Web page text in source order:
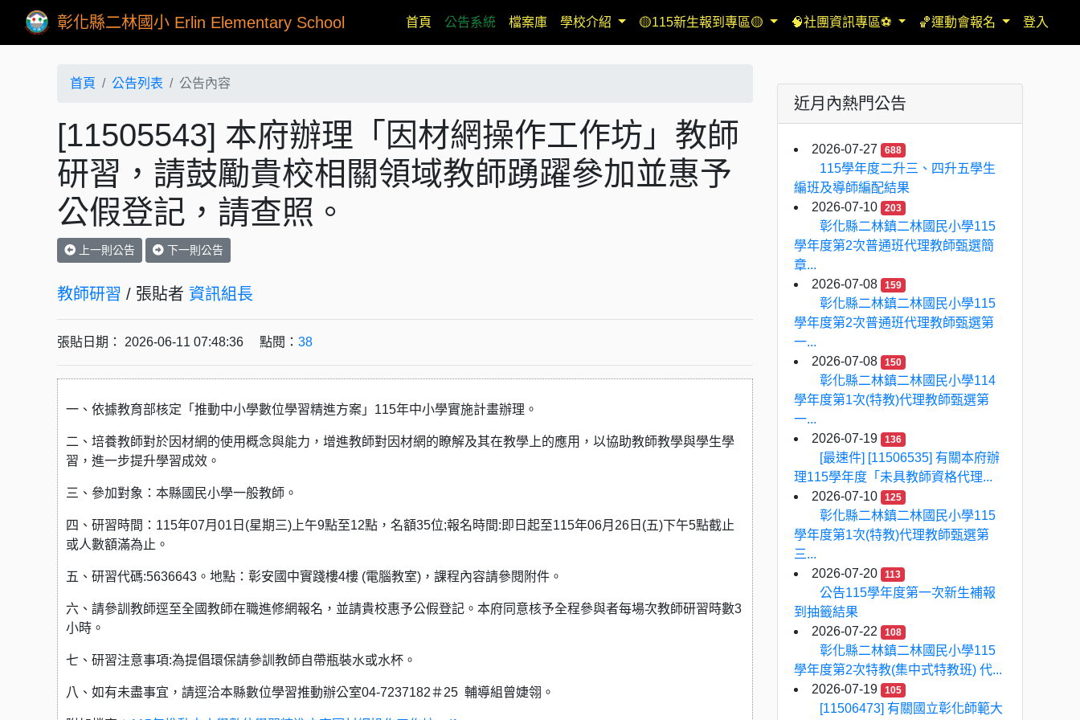
彰化縣二林國小 Erlin Elementary School 首頁 (current)
公告系統 檔案庫 學校介紹 🟡115新生報到專區🟡 🧠社團資訊專區⚽ 🏀運動會報名 登入
首頁 公告列表 公告內容
[11505543] 本府辦理「因材網操作工作坊」教師
研習，請鼓勵貴校相關領域教師踴躍參加並惠予
公假登記，請查照。
上一則公告 下一則公告
教師研習 / 張貼者 資訊組長
張貼日期： 2026-06-11 07:48:36 點閱： 38
一、依據教育部核定「推動中小學數位學習精進方案」115年中小學實施計畫辦理。
二、培養教師對於因材網的使用概念與能力，增進教師對因材網的瞭解及其在教學上的應用，以協助教師教學與學生學
習，進一步提升學習成效。
三、參加對象：本縣國民小學一般教師。
四、研習時間：115年07月01日(星期三)上午9點至12點，名額35位;報名時間:即日起至115年06月26日(五)下午5點截止
或人數額滿為止。
五、研習代碼:5636643。地點：彰安國中實踐樓4樓 (電腦教室)，課程內容請參閱附件。
六、請參訓教師逕至全國教師在職進修網報名，並請貴校惠予公假登記。本府同意核予全程參與者每場次教師研習時數3
小時。
七、研習注意事項:為提倡環保請參訓教師自帶瓶裝水或水杯。
八、如有未盡事宜，請逕洽本縣數位學習推動辦公室04-7237182＃25 輔導組曾婕翎。
近月內熱門公告
2026-07-27 688
115學年度二升三、四升五學生
編班及導師編配結果
2026-07-10
203
彰化縣二林鎮二林國民小學115
學年度第2次普通班代理教師甄選簡
章...
2026-07-08
159
彰化縣二林鎮二林國民小學115
學年度第2次普通班代理教師甄選第
一...
2026-07-08
150
彰化縣二林鎮二林國民小學114
學年度第1次(特教)代理教師甄選第
一...
2026-07-19
136
[最速件] [11506535] 有關本府辦
理115學年度「未具教師資格代理...
2026-07-10
125
彰化縣二林鎮二林國民小學115
學年度第1次(特教)代理教師甄選第
三...
2026-07-20
113
公告115學年度第一次新生補報
到抽籤結果
2026-07-22
108
彰化縣二林鎮二林國民小學115
學年度第2次特教(集中式特教班) 代...
2026-07-19
105
[11506473] 有關國立彰化師範大